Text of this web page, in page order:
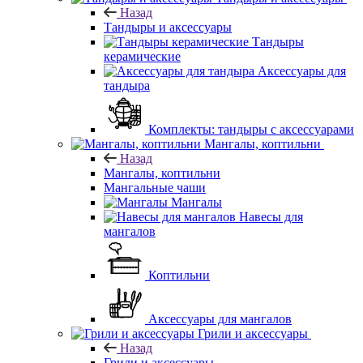
Назад
Тандыры и аксессуары
Тандыры
керамические
Аксессуары для
тандыра
Комплекты: тандыры с аксессуарами
Мангалы, коптильни
Назад
Мангалы, коптильни
Мангальные чаши
Мангалы
Навесы для
мангалов
Коптильни
Аксессуары для мангалов
Грили и аксессуары
Назад